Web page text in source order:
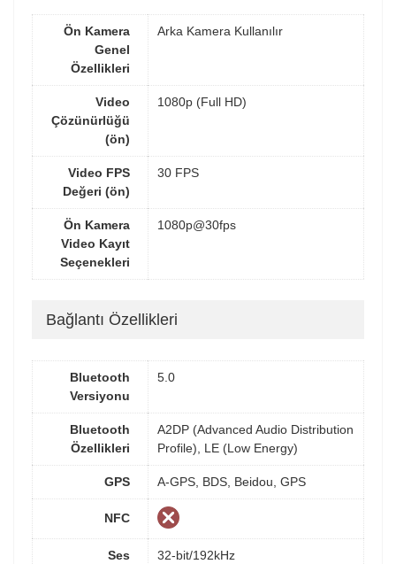
Ön Kamera
Genel
Özellikleri
Arka Kamera Kullanılır
Video
Çözünürlüğü
(ön)
1080p (Full HD)
Video FPS
Değeri (ön)
30 FPS
Ön Kamera
Video Kayıt
Seçenekleri
1080p@30fps
Bağlantı Özellikleri
Bluetooth
Versiyonu
5.0
Bluetooth
Özellikleri
A2DP (Advanced Audio Distribution
Profile), LE (Low Energy)
GPS A-GPS, BDS, Beidou, GPS
NFC
Ses 32-bit/192kHz